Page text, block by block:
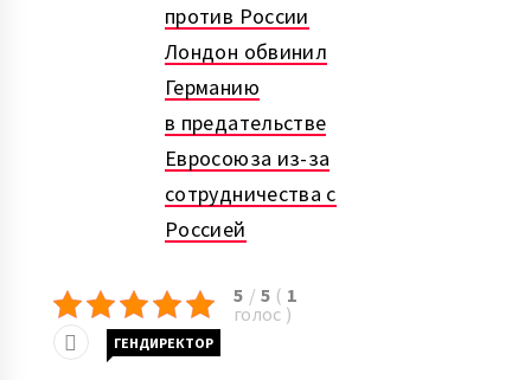
против России
Лондон обвинил
Германию
в предательстве
Евросоюза из-за
сотрудничества с
Россией
5 / 5 ( 1
голос )
ГЕНДИРЕКТОР